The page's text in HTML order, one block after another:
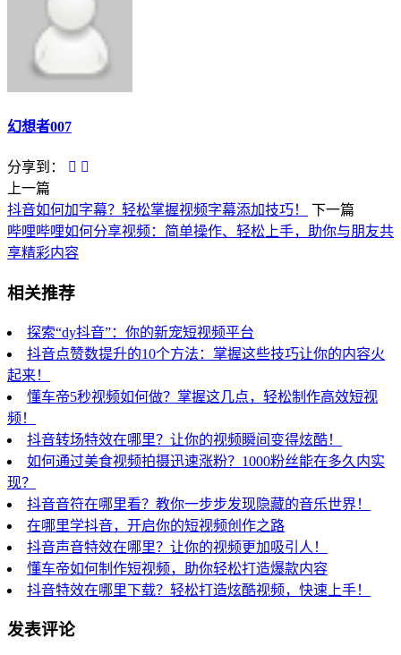
幻想者007
分享到：
上一篇
抖音如何加字幕？轻松掌握视频字幕添加技巧！
下一篇
哔哩哔哩如何分享视频：简单操作、轻松上手，助你与朋友共
享精彩内容
相关推荐
探索“dy抖音”：你的新宠短视频平台
抖音点赞数提升的10个方法：掌握这些技巧让你的内容火
起来！
懂车帝5秒视频如何做？掌握这几点，轻松制作高效短视
频！
抖音转场特效在哪里？让你的视频瞬间变得炫酷！
如何通过美食视频拍摄迅速涨粉？1000粉丝能在多久内实
现？
抖音音符在哪里看？教你一步步发现隐藏的音乐世界！
在哪里学抖音，开启你的短视频创作之路
抖音声音特效在哪里？让你的视频更加吸引人！
懂车帝如何制作短视频，助你轻松打造爆款内容
抖音特效在哪里下载？轻松打造炫酷视频，快速上手！
发表评论